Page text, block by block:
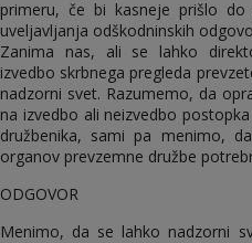
primeru, če bi kasneje prišlo
uveljavljanja odškodninskih
Zanima nas, ali se lahko
izvedbo skrbnega pregleda
nadzorni svet. Razumemo, da
na izvedbo ali neizvedbo
družbenika, sami pa menimo,
organov prevzemne družbe
ODGOVOR
Menimo, da se lahko nadzorni